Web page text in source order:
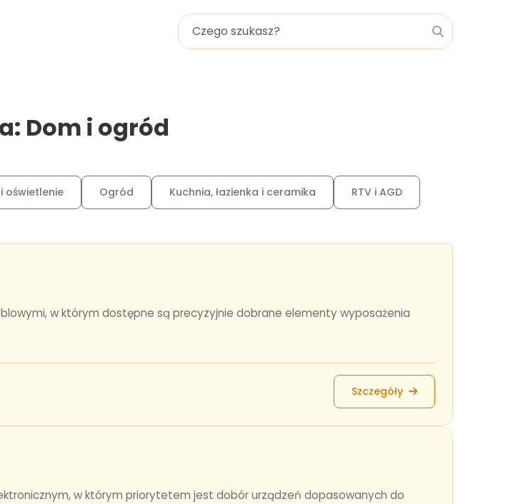
Dom i ogród
oświetlenie Ogród Kuchnia, łazienka i ceramika RTV i AGD
w którym dostępne są precyzyjnie dobrane elementy wyposażenia
Szczegóły
w którym priorytetem jest dobór urządzeń dopasowanych do